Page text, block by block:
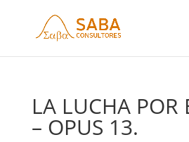
LA LUCHA POR
– OPUS 13.